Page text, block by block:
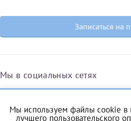
Записаться на
Мы в социальных сетях
Вконтакте Одноклассники
Мы используем файлы cookie в
лучшего пользовательского